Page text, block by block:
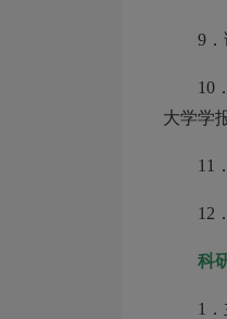
9
10
大学学
11
12
科
1